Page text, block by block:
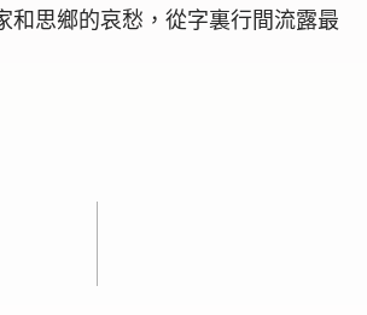
和思鄉的哀愁，從字裏行間流露最